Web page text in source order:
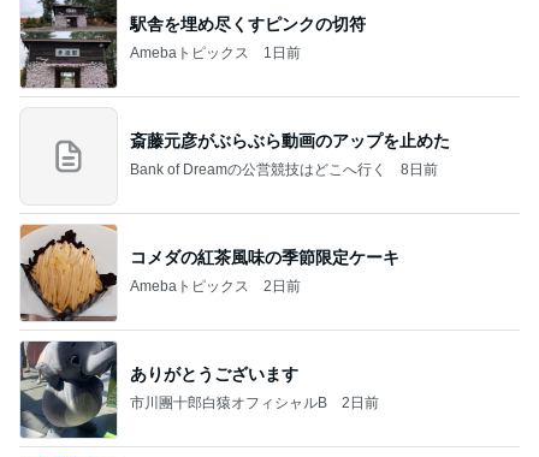
駅舎を埋め尽くすピンクの切符
Amebaトピックス 1日前
斎藤元彦がぶらぶら動画のアップを止めた
Bank of Dreamの公営競技はどこへ行く 8日前
コメダの紅茶風味の季節限定ケーキ
Amebaトピックス 2日前
ありがとうございます
市川團十郎白猿オフィシャルB 2日前